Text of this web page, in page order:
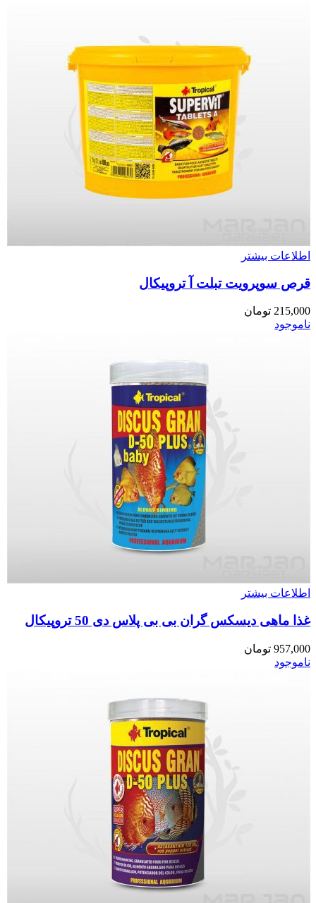
اطلاعات بیشتر
قرص سوپرویت تبلت آ تروپیکال
215,000 تومان
ناموجود
اطلاعات بیشتر
غذا ماهی دیسکس گران بی بی پلاس دی 50 تروپیکال
957,000 تومان
ناموجود